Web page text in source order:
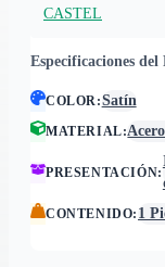
CASTEL
Especificaciones
COLOR:Satín
MATERIAL:
PRESENTACIÓN:
CONTENIDO: 1